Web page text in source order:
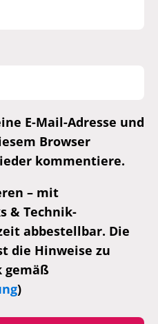
E-Mail-Adresse und
Browser
kommentiere.
– mit
& Technik-
abbestellbar. Die
die Hinweise zu
gemäß
)